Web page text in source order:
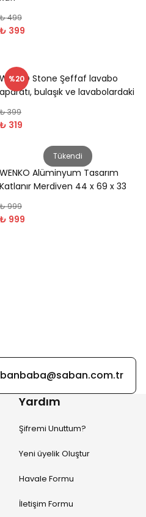
₺ 499
₺ 399
%20
WENKO Stone Şeffaf lavabo
aparatı, bulaşık ve lavabolardaki
₺ 399
₺ 319
Tükendi
WENKO Alüminyum Tasarım
Katlanır Merdiven 44 x 69 x 33
₺ 999
₺ 999
Yardım
Şifremi Unuttum?
Yeni üyelik Oluştur
Havale Formu
İletişim Formu